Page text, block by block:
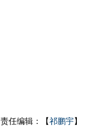
责任编辑：【祁鹏宇】